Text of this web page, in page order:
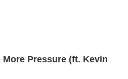
More Pressure (ft. Kevin